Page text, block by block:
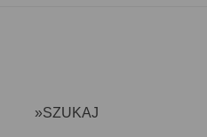
»SZUKAJ